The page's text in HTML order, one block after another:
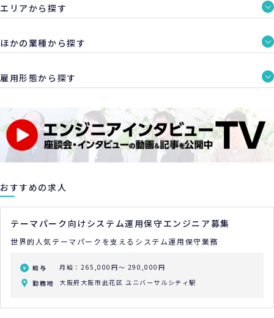
エリアから探す
ほかの業種から探す
雇用形態から探す
おすすめの求人
テーマパーク向けシステム運用保守エンジニア募集
世界的人気テーマパークを支えるシステム運用保守業務
給与
月給：265,000円～ 290,000円
勤務地
大阪府大阪市此花区 ユニバーサルシティ駅